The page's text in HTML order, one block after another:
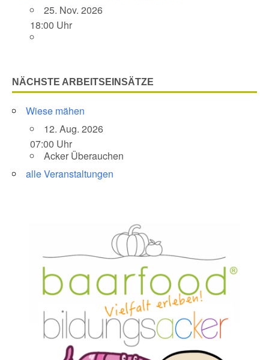
25. Nov. 2026
18:00 Uhr
NÄCHSTE ARBEITSEINSÄTZE
Wiese mähen
12. Aug. 2026
07:00 Uhr
Acker Überauchen
alle Veranstaltungen